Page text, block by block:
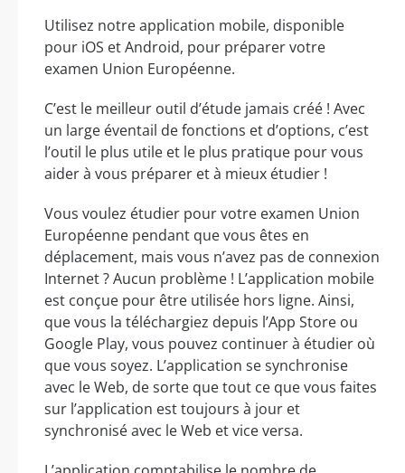
Utilisez notre application mobile, disponible
pour iOS et Android, pour préparer votre
examen Union Européenne.
C’est le meilleur outil d’étude jamais créé ! Avec
un large éventail de fonctions et d’options, c’est
l’outil le plus utile et le plus pratique pour vous
aider à vous préparer et à mieux étudier !
Vous voulez étudier pour votre examen Union
Européenne pendant que vous êtes en
déplacement, mais vous n’avez pas de connexion
Internet ? Aucun problème ! L’application mobile
est conçue pour être utilisée hors ligne. Ainsi,
que vous la téléchargiez depuis l’App Store ou
Google Play, vous pouvez continuer à étudier où
que vous soyez. L’application se synchronise
avec le Web, de sorte que tout ce que vous faites
sur l’application est toujours à jour et
synchronisé avec le Web et vice versa.